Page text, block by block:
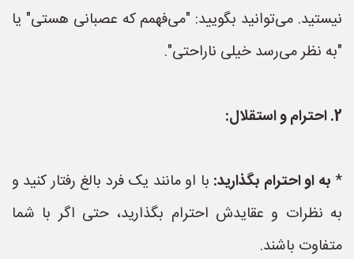
نیستید. می‌توانید بگویید: "می‌فهمم که عصبانی هستی" یا
"به نظر می‌رسد خیلی ناراحتی".
2. احترام و استقلال:
* به او احترام بگذارید: با او مانند یک فرد بالغ رفتار کنید و
به نظرات و عقایدش احترام بگذارید، حتی اگر با شما
متفاوت باشند.